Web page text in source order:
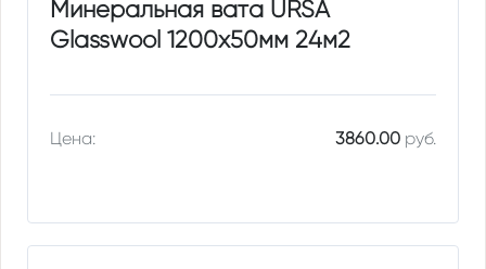
Минеральная вата URSA
Glasswool 1200х50мм 24м2
Цена: 3860.00руб.